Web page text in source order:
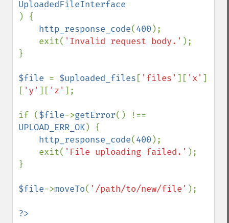
) {
http_response_code(400 );
    exit(
'Invalid request body.' );
}
$file = $uploaded_files [ 'files' ][ 'x' ]
[ 'y' ][ 'z' ];
if ($file->getError
UPLOAD_ERR_OK) {
http_response_code(400 );
    exit(
'File uploading failed.' );
}
$file->moveTo( '/path/to/new/file' );
?>